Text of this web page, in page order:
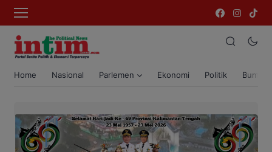
Home Nasional Parlemen Ekonomi Politik Bumi